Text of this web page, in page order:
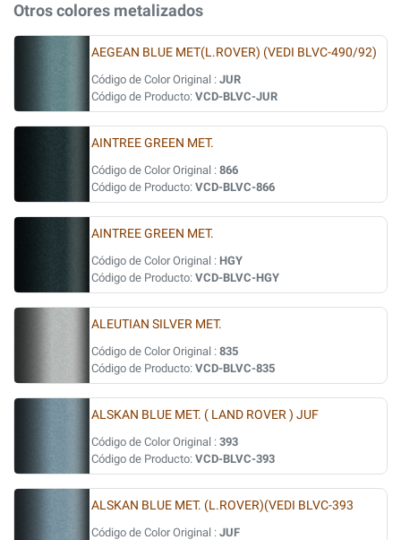
Otros colores metalizados
AEGEAN BLUE MET(L.ROVER) (VEDI BLVC-490/92)
Código de Color Original : JUR
Código de Producto: VCD-BLVC-JUR
AINTREE GREEN MET.
Código de Color Original : 866
Código de Producto: VCD-BLVC-866
AINTREE GREEN MET.
Código de Color Original : HGY
Código de Producto: VCD-BLVC-HGY
ALEUTIAN SILVER MET.
Código de Color Original : 835
Código de Producto: VCD-BLVC-835
ALSKAN BLUE MET. ( LAND ROVER ) JUF
Código de Color Original : 393
Código de Producto: VCD-BLVC-393
ALSKAN BLUE MET. (L.ROVER)(VEDI BLVC-393
Código de Color Original : JUF